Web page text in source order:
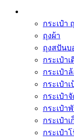
กระเป๋า
ถุงผ้า
ถุงสปันบ
กระเป๋า
กระเป๋า
กระเป๋าเป้
กระเป๋า
กระเป๋า
กระเป๋า
กระเป๋า